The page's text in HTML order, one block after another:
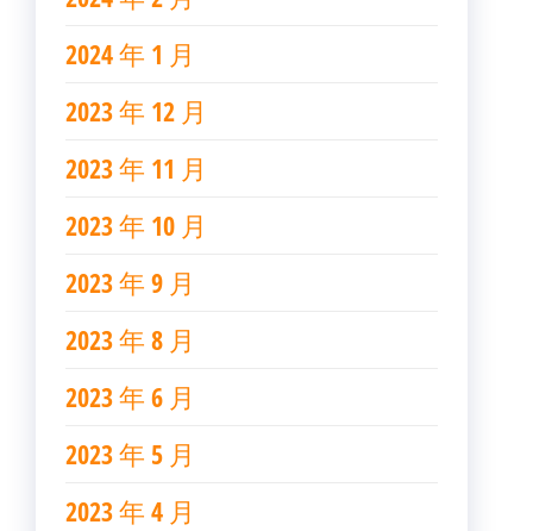
2024 年 1 月
2023 年 12 月
2023 年 11 月
2023 年 10 月
2023 年 9 月
2023 年 8 月
2023 年 6 月
2023 年 5 月
2023 年 4 月